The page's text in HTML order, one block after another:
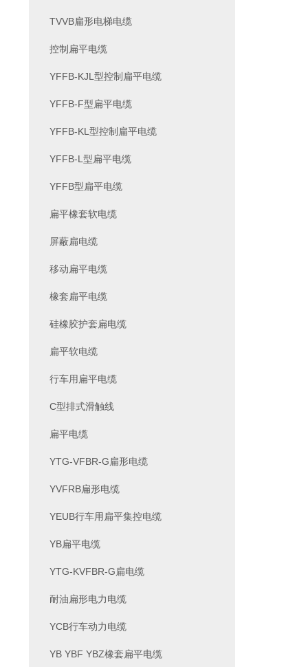
TVVB扁形电梯电缆
控制扁平电缆
YFFB-KJL型控制扁平电缆
YFFB-F型扁平电缆
YFFB-KL型控制扁平电缆
YFFB-L型扁平电缆
YFFB型扁平电缆
扁平橡套软电缆
屏蔽扁电缆
移动扁平电缆
橡套扁平电缆
硅橡胶护套扁电缆
扁平软电缆
行车用扁平电缆
C型排式滑触线
扁平电缆
YTG-VFBR-G扁形电缆
YVFRB扁形电缆
YEUB行车用扁平集控电缆
YB扁平电缆
YTG-KVFBR-G扁电缆
耐油扁形电力电缆
YCB行车动力电缆
YB YBF YBZ橡套扁平电缆